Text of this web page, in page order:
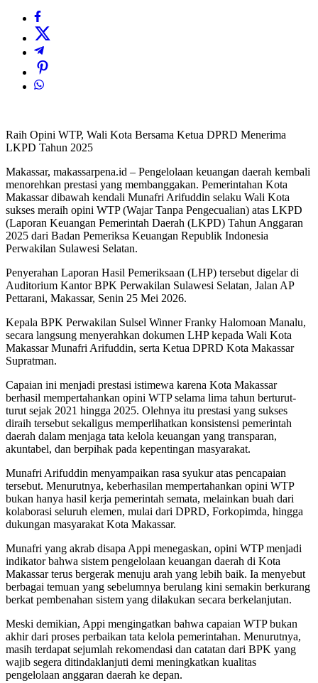
Raih Opini WTP, Wali Kota Bersama Ketua DPRD Menerima
LKPD Tahun 2025
Makassar, makassarpena.id – Pengelolaan keuangan daerah kembali
menorehkan prestasi yang membanggakan. Pemerintahan Kota
Makassar dibawah kendali Munafri Arifuddin selaku Wali Kota
sukses meraih opini WTP (Wajar Tanpa Pengecualian) atas LKPD
(Laporan Keuangan Pemerintah Daerah (LKPD) Tahun Anggaran
2025 dari Badan Pemeriksa Keuangan Republik Indonesia
Perwakilan Sulawesi Selatan.
Penyerahan Laporan Hasil Pemeriksaan (LHP) tersebut digelar di
Auditorium Kantor BPK Perwakilan Sulawesi Selatan, Jalan AP
Pettarani, Makassar, Senin 25 Mei 2026.
Kepala BPK Perwakilan Sulsel Winner Franky Halomoan Manalu,
secara langsung menyerahkan dokumen LHP kepada Wali Kota
Makassar Munafri Arifuddin, serta Ketua DPRD Kota Makassar
Supratman.
Capaian ini menjadi prestasi istimewa karena Kota Makassar
berhasil mempertahankan opini WTP selama lima tahun berturut-
turut sejak 2021 hingga 2025. Olehnya itu prestasi yang sukses
diraih tersebut sekaligus memperlihatkan konsistensi pemerintah
daerah dalam menjaga tata kelola keuangan yang transparan,
akuntabel, dan berpihak pada kepentingan masyarakat.
Munafri Arifuddin menyampaikan rasa syukur atas pencapaian
tersebut. Menurutnya, keberhasilan mempertahankan opini WTP
bukan hanya hasil kerja pemerintah semata, melainkan buah dari
kolaborasi seluruh elemen, mulai dari DPRD, Forkopimda, hingga
dukungan masyarakat Kota Makassar.
Munafri yang akrab disapa Appi menegaskan, opini WTP menjadi
indikator bahwa sistem pengelolaan keuangan daerah di Kota
Makassar terus bergerak menuju arah yang lebih baik. Ia menyebut
berbagai temuan yang sebelumnya berulang kini semakin berkurang
berkat pembenahan sistem yang dilakukan secara berkelanjutan.
Meski demikian, Appi mengingatkan bahwa capaian WTP bukan
akhir dari proses perbaikan tata kelola pemerintahan. Menurutnya,
masih terdapat sejumlah rekomendasi dan catatan dari BPK yang
wajib segera ditindaklanjuti demi meningkatkan kualitas
pengelolaan anggaran daerah ke depan.